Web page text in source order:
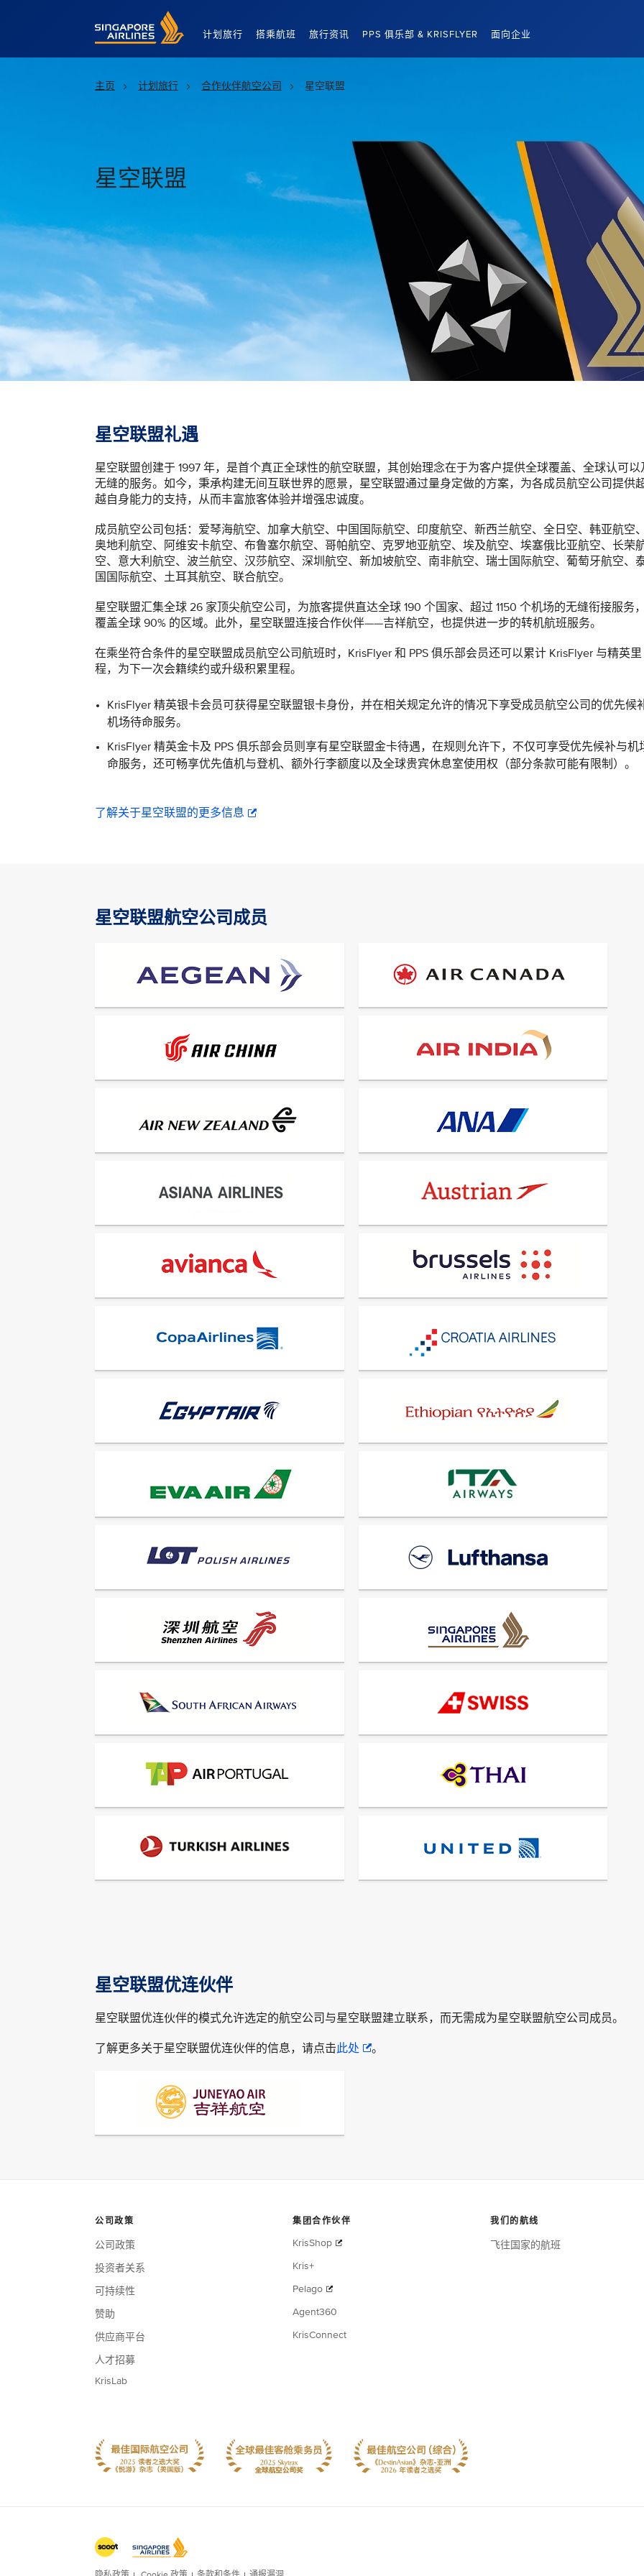
Singapore Airlines Home
计划旅行 搭乘航班 旅行资讯 PPS 俱乐部 & KRISFLYER 面向企业
主页 计划旅行 合作伙伴航空公司 星空联盟
星空联盟
星空联盟礼遇
星空联盟创建于 1997 年，是首个真正全球性的航空联盟，其创始理念在于为客户提供全球覆盖、全球认可以
无缝的服务。如今，秉承构建无间互联世界的愿景，星空联盟通过量身定做的方案，为各成员航空公司提供
越自身能力的支持，从而丰富旅客体验并增强忠诚度。
成员航空公司包括：爱琴海航空、加拿大航空、中国国际航空、印度航空、新西兰航空、全日空、韩亚航空、
奥地利航空、阿维安卡航空、布鲁塞尔航空、哥帕航空、克罗地亚航空、埃及航空、埃塞俄比亚航空、长荣
空、意大利航空、波兰航空、汉莎航空、深圳航空、新加坡航空、南非航空、瑞士国际航空、葡萄牙航空、
国国际航空、土耳其航空、联合航空。
星空联盟汇集全球 26 家顶尖航空公司，为旅客提供直达全球 190 个国家、超过 1150 个机场的无缝衔接服务，
覆盖全球 90% 的区域。此外，星空联盟连接合作伙伴——吉祥航空，也提供进一步的转机航班服务。
在乘坐符合条件的星空联盟成员航空公司航班时，KrisFlyer 和 PPS 俱乐部会员还可以累计 KrisFlyer 与精英里
程，为下一次会籍续约或升级积累里程。
KrisFlyer 精英银卡会员可获得星空联盟银卡身份，并在相关规定允许的情况下享受成员航空公司的优先候
机场待命服务。
KrisFlyer 精英金卡及 PPS 俱乐部会员则享有星空联盟金卡待遇，在规则允许下，不仅可享受优先候补与机
命服务，还可畅享优先值机与登机、额外行李额度以及全球贵宾休息室使用权（部分条款可能有限制）。
了解关于星空联盟的更多信息
星空联盟航空公司成员
星空联盟优连伙伴
星空联盟优连伙伴的模式允许选定的航空公司与星空联盟建立联系，而无需成为星空联盟航空公司成员。
了解更多关于星空联盟优连伙伴的信息，请点击此处 。